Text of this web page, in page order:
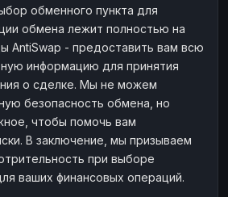
обменного пункта для
обмена лежит полностью на
AntiSwap - предоставить вам всю
информацию для принятия
о сделке. Мы не можем
безопасность обмена, но
чтобы помочь вам
В заключение, мы призываем
при выборе
ваших финансовых операций.